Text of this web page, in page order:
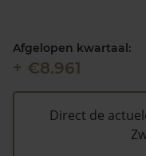
€138.000 (2020).
dat deze waarde te
kunnen worden op
gratis WOZ alarm
uw laatste WOZ
Afgelopen kwartaal:
+ €8.961
Direct de